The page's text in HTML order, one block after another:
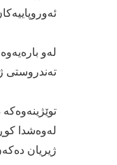
ته‌ندروستی ژیری
ژیریان